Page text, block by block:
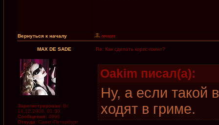
Вернуться к началу
MAX DE SADE Re: Как сделать корпс-пэинт?
Зарегистрирован: Вс
14.12.2008, 01:30
Сообщения: 4996
Откуда: Санкт-Петербург
Oakim писал(а):
Ну, а если такой
ходят в гриме.